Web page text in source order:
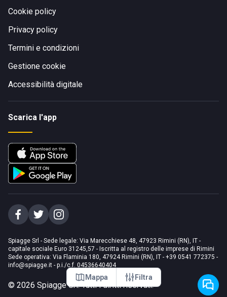
Mappa Filtra
Cookie policy
Privacy policy
Termini e condizioni
Gestione cookie
Accessibilità digitale
Scarica l'app
Spiagge Srl - Sede legale: Via Marecchiese 48, 47923 Rimini (RN), IT -
capitale sociale Euro 31245,57 - Iscritta al registro delle imprese di Rimini
Sede operativa: Via Flaminia 180, 47924 Rimini (RN), IT - +39 0541 772375 -
info@spiagge.it - p.i./c.f. 04536640404
© 2026 Spiagge Srl. Tutti i diritti riservati.